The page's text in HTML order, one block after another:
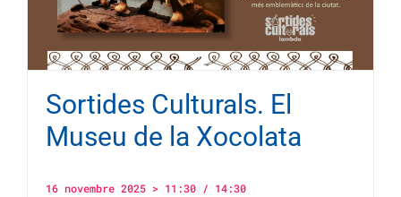
Sortides Culturals. El
Museu de la Xocolata
16 novembre 2025 > 11:30/ 14:30